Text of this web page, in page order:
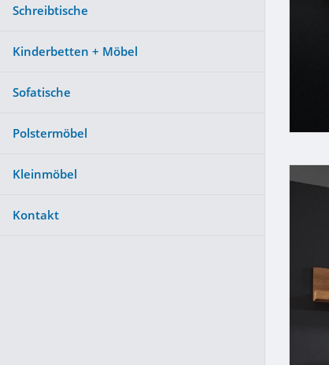
Schreibtische
Kinderbetten + Möbel
Sofatische
Polstermöbel
Kleinmöbel
Kontakt